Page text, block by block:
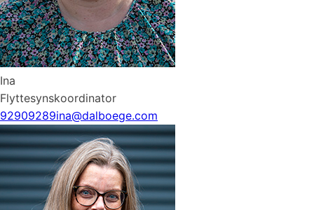
Ina
Flyttesynskoordinator
92909289ina@dalboege.com